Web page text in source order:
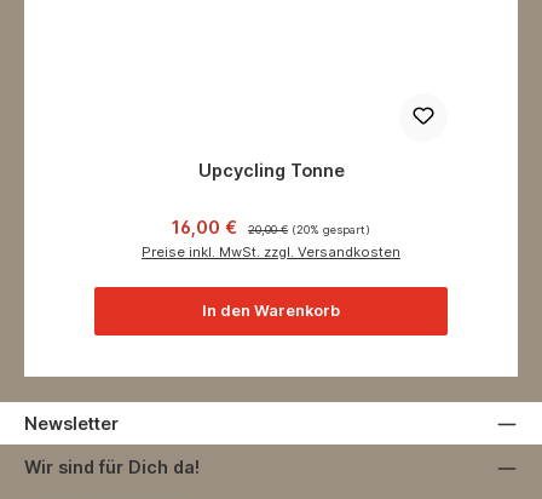
Upcycling Tonne
Verkaufspreis:
16,00 € 20,00 € (20% gespart)
Preise inkl. MwSt. zzgl. Versandkosten
In den Warenkorb
Newsletter
Wir sind für Dich da!